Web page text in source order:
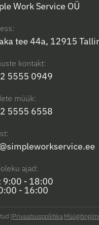
Work Service OÜ
tee 44a, 12915
kontakt:
5555 0949
müük:
5555 6558
ajad:
9:00 - 18:00
- 16:00
|Privaatsuspoliitika